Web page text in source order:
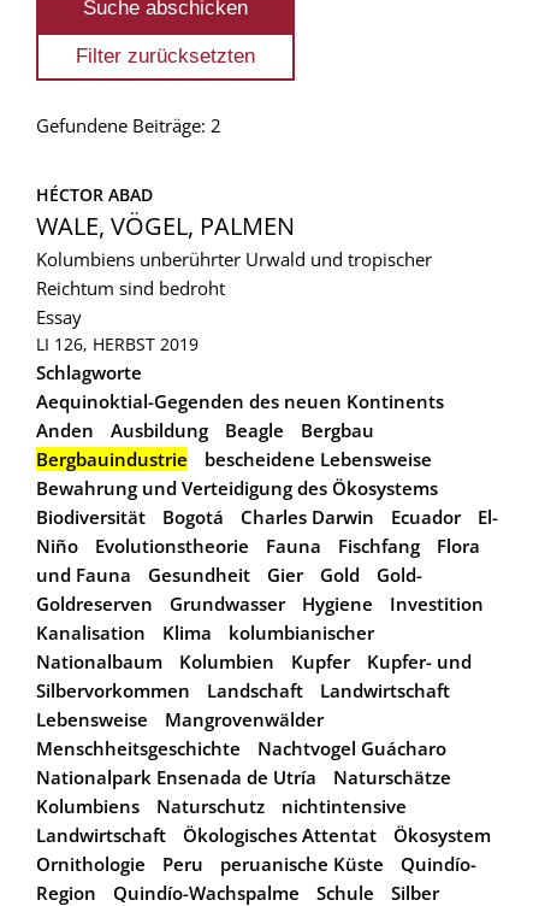
Gefundene Beiträge: 2
HÉCTOR ABAD
WALE, VÖGEL, PALMEN
Kolumbiens unberührter Urwald und tropischer
Reichtum sind bedroht
Essay
LI 126, HERBST 2019
Schlagworte
Aequinoktial-Gegenden des neuen Kontinents
Anden
Ausbildung Beagle
Bergbau
Bergbauindustrie
bescheidene Lebensweise
Bewahrung und Verteidigung des Ökosystems
Biodiversität
Bogotá Charles Darwin Ecuador
El-
Niño
Evolutionstheorie Fauna Fischfang
Flora
und Fauna
Gesundheit Gier Gold
Gold-
Goldreserven
Grundwasser Hygiene
Investition
Kanalisation
Klima
kolumbianischer
Nationalbaum
Kolumbien Kupfer
Kupfer- und
Silbervorkommen
Landschaft
Landwirtschaft
Lebensweise
Mangrovenwälder
Menschheitsgeschichte
Nachtvogel Guácharo
Nationalpark Ensenada de Utría
Naturschätze
Kolumbiens
Naturschutz
nichtintensive
Landwirtschaft
Ökologisches Attentat
Ökosystem
Ornithologie
Peru peruanische Küste
Quindío-
Region
Quindío-Wachspalme Schule
Silber